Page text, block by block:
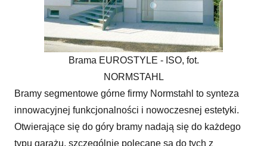
Brama EUROSTYLE - ISO, fot.
NORMSTAHL
Bramy segmentowe górne firmy Normstahl to synteza
innowacyjnej funkcjonalności i nowoczesnej estetyki.
Otwierające się do góry bramy nadają się do każdego
typu garażu, szczególnie polecane są do tych z